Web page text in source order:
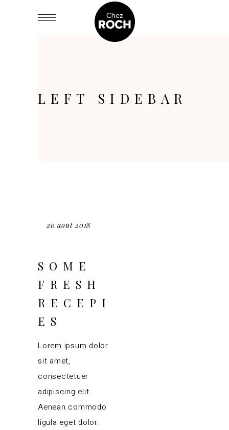
LEFT SIDEBAR
20 août 2018
SOME
FRESH
RECEPI
ES
Lorem ipsum dolor
sit amet,
consectetuer
adipiscing elit.
Aenean commodo
ligula eget dolor.